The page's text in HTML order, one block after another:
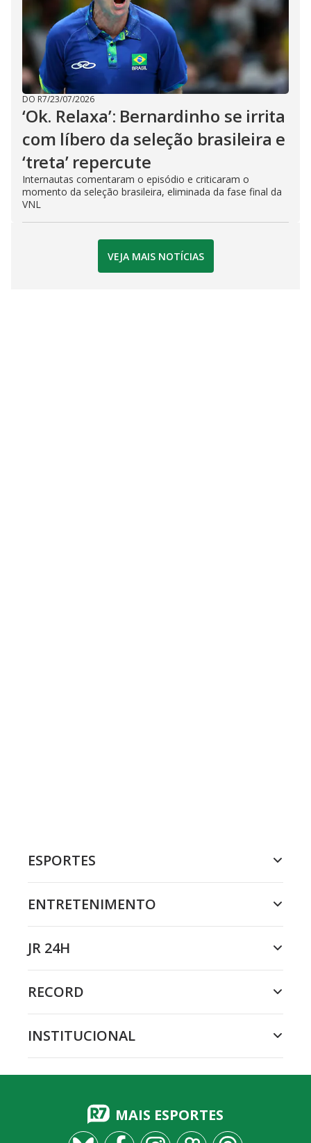
DO R7/23/07/2026
‘Ok. Relaxa’: Bernardinho se irrita
com líbero da seleção brasileira e
‘treta’ repercute
Internautas comentaram o episódio e criticaram o
momento da seleção brasileira, eliminada da fase final da
VNL
VEJA MAIS NOTÍCIAS
ESPORTES
ENTRETENIMENTO
JR 24H
RECORD
INSTITUCIONAL
MAIS ESPORTES